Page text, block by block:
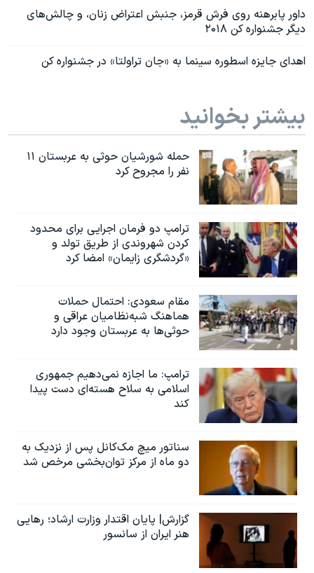
داور پابرهنه روی فرش قرمز، جنبش اعتراض زنان، و چالش‌های
دیگر جشنواره کن ۲۰۱۸
اهدای جایزه اسطوره سینما به «جان تراولتا» در جشنواره کن
بیشتر بخوانید
حمله شورشیان حوثی به عربستان ۱۱
نفر را مجروح کرد
ترامپ دو فرمان اجرایی برای محدود
کردن شهروندی از طریق تولد و
«گردشگری زایمان» امضا کرد
مقام سعودی: احتمال حملات
هماهنگ شبه‌نظامیان عراقی و
حوثی‌ها به عربستان وجود دارد
ترامپ: ما اجازه نمی‌دهیم جمهوری
اسلامی به سلاح هسته‌ای دست پیدا
کند
سناتور میچ مک‌کانل پس از نزدیک به
دو ماه از مرکز توان‌بخشی مرخص شد
گزارش| پایان اقتدار وزارت ارشاد؛ رهایی
هنر ایران از سانسور